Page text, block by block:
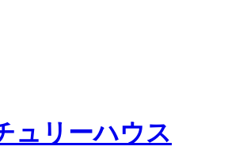
ュリーハウス